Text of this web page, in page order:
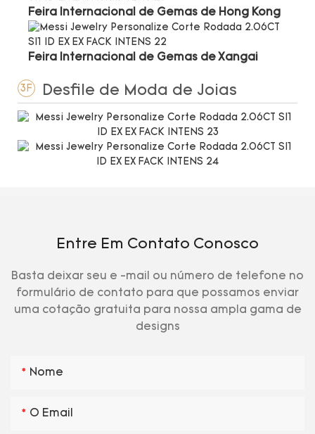
Feira Internacional de Gemas de Hong Kong
Feira Internacional de Gemas de Xangai
3F Desfile de Moda de Joias
Entre Em Contato Conosco
Basta deixar seu e -mail ou número de telefone no
formulário de contato para que possamos enviar
uma cotação gratuita para nossa ampla gama de
designs
Nome
O Email